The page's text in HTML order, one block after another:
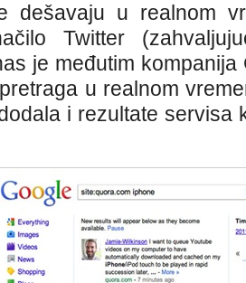
dešavaju u realnom
Twitter
je međutim
u realnom
i rezultate servisa